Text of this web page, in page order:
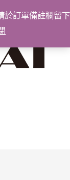
於訂單備註欄留下